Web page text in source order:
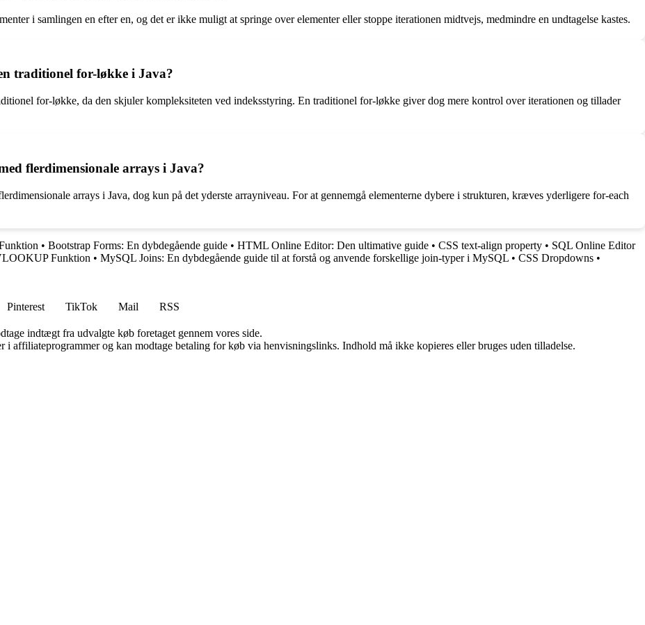
i samlingen en efter en, og det er ikke muligt at springe over elementer eller stoppe iterationen midtvejs, medmindre en undtagelse kastes.
traditionel for-løkke i Java?
for-løkke, da den skjuler kompleksiteten ved indeksstyring. En traditionel for-løkke giver dog mere kontrol over iterationen og tillader
flerdimensionale arrays i Java?
arrays i Java, dog kun på det yderste arrayniveau. For at gennemgå elementerne dybere i strukturen, kræves yderligere for-each
• Bootstrap Forms: En dybdegående guide • HTML Online Editor: Den ultimative guide • CSS text-align property • SQL Online Editor
Funktion • MySQL Joins: En dybdegående guide til at forstå og anvende forskellige join-typer i MySQL • CSS Dropdowns •
Pinterest TikTok Mail
RSS
indtægt fra udvalgte køb foretaget gennem vores side.
affiliateprogrammer og kan modtage betaling for køb via henvisningslinks. Indhold må ikke kopieres eller bruges uden tilladelse.